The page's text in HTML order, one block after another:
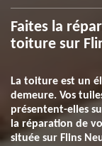
Faites la
toiture sur
La toiture est un
demeure. Vos
présentent-elles
la réparation de
située sur Flins